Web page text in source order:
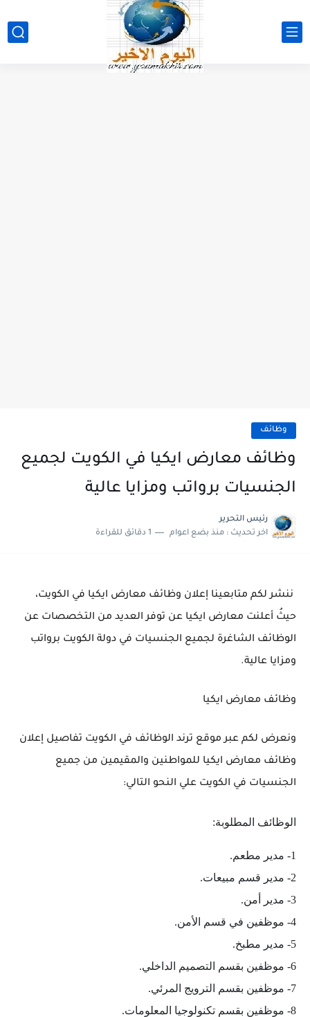
وظائف
وظائف معارض ايكيا في الكويت لجميع
الجنسيات برواتب ومزايا عالية
رئيس التحرير
اخر تحديث : منذ بضع اعوام 1 دقائق للقراءة
ننشر لكم متابعينا إعلان وظائف معارض ايكيا في الكويت،
حيثُ أعلنت معارض ايكيا عن توفر العديد من التخصصات عن
الوظائف الشاغرة لجميع الجنسيات في دولة الكويت برواتب
ومزايا عالية.
وظائف معارض ايكيا
ونعرض لكم عبر موقع ترند الوظائف في الكويت تفاصيل إعلان
وظائف معارض ايكيا للمواطنين والمقيمين من جميع
الجنسيات في الكويت علي النحو التالي:
الوظائف المطلوبة:
1- مدير مطعم.
2- مدير قسم مبيعات.
3- مدير أمن.
4- موظفين في قسم الأمن.
5- مدير مطبخ.
6- موظفين بقسم التصميم الداخلي.
7- موظفين بقسم الترويج المرئي.
8- موظفين بقسم تكنولوجيا المعلومات.